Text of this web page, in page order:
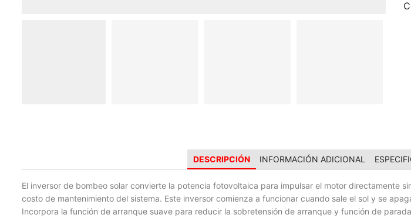
DESCRIPCIÓN INFORMACIÓN ADICIONAL
El inversor de bombeo solar convierte la potencia fotovoltaica para impulsar el motor directamente
costo de mantenimiento del sistema. Este inversor comienza a funcionar cuando sale el sol y se
Incorpora la función de arranque suave para reducir la sobretensión de arranque y función de